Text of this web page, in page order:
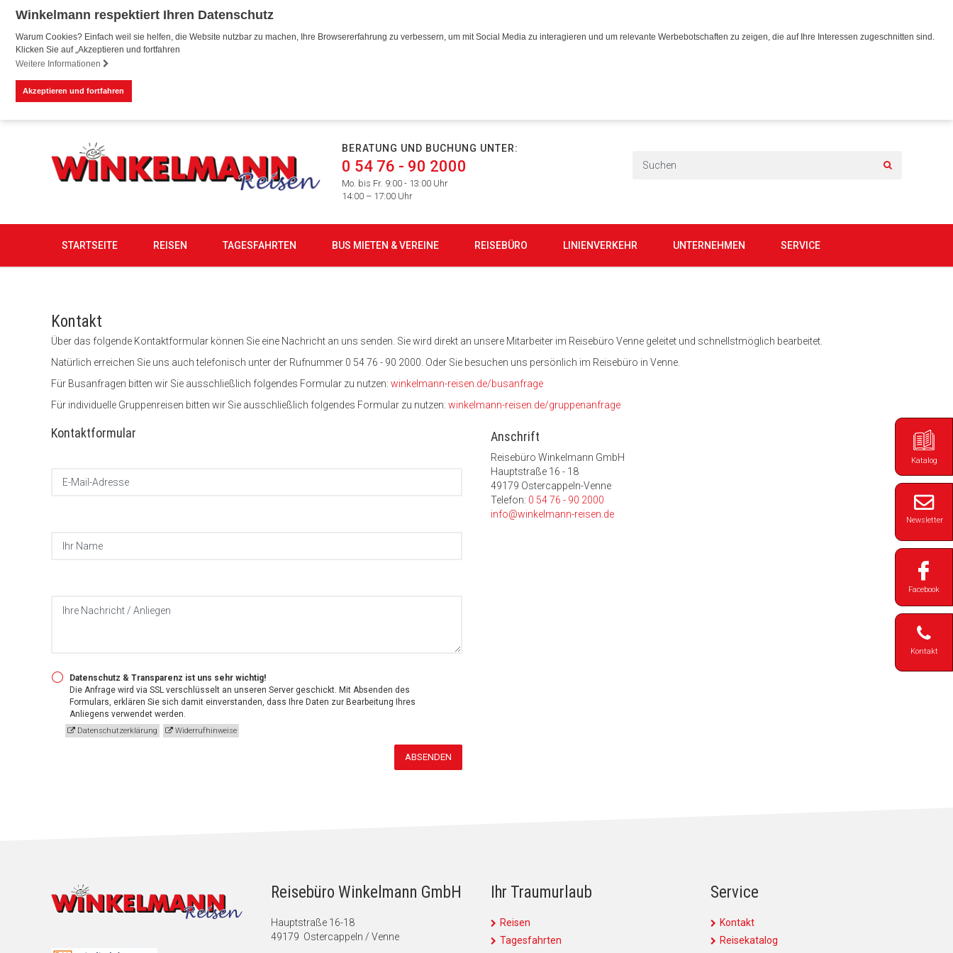
Winkelmann respektiert Ihren Datenschutz
Warum Cookies? Einfach weil sie helfen, die Website nutzbar zu machen, Ihre Browsererfahrung zu verbessern, um mit Social Media zu interagieren und um relevante Werbebotschaften zu zeigen, die auf Ihre Interessen zugeschnitten sind.
Klicken Sie auf „Akzeptieren und fortfahren
Weitere Informationen
Akzeptieren und fortfahren
BERATUNG UND BUCHUNG UNTER:
0 54 76 - 90 2000
Mo. bis Fr. 9:00 - 13:00 Uhr
14:00 – 17:00 Uhr
STARTSEITE REISEN TAGESFAHRTEN BUS MIETEN & VEREINE REISEBÜRO LINIENVERKEHR UNTERNEHMEN SERVICE
Katalog
Newsletter
Facebook
Kontakt
Kontakt
Über das folgende Kontaktformular können Sie eine Nachricht an uns senden. Sie wird direkt an unsere Mitarbeiter im Reisebüro Venne geleitet und schnellstmöglich bearbeitet.
Natürlich erreichen Sie uns auch telefonisch unter der Rufnummer 0 54 76 - 90 2000. Oder Sie besuchen uns persönlich im Reisebüro in Venne.
Für Busanfragen bitten wir Sie ausschließlich folgendes Formular zu nutzen: winkelmann-reisen.de/busanfrage
Für individuelle Gruppenreisen bitten wir Sie ausschließlich folgendes Formular zu nutzen: winkelmann-reisen.de/gruppenanfrage
Kontaktformular
Datenschutz & Transparenz ist uns sehr wichtig!
Die Anfrage wird via SSL verschlüsselt an unseren Server geschickt. Mit Absenden des
Formulars, erklären Sie sich damit einverstanden, dass Ihre Daten zur Bearbeitung Ihres
Anliegens verwendet werden.
Datenschutzerklärung Widerrufhinweise
ABSENDEN
Anschrift
Reisebüro Winkelmann GmbH
Hauptstraße 16 - 18
49179 Ostercappeln-Venne
Telefon: 0 54 76 - 90 2000
info@winkelmann-reisen.de
Reisebüro Winkelmann GmbH
Hauptstraße 16-18
49179 Ostercappeln / Venne
Ihr Traumurlaub
Reisen
Tagesfahrten
Service
Kontakt
Reisekatalog